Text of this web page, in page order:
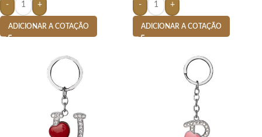
- +
ADICIONAR A COTAÇÃO
- +
ADICIONAR A COTAÇÃO